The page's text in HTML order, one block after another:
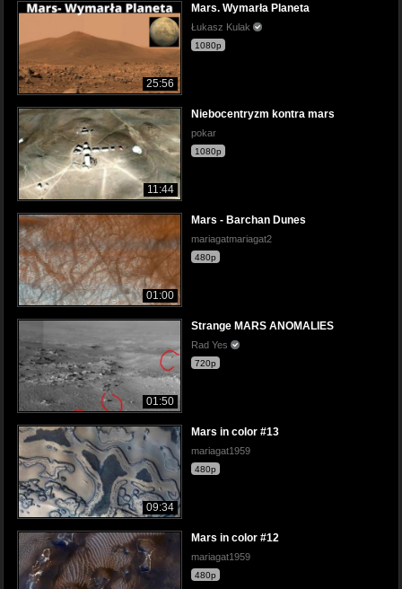
25:56
Mars. Wymarła Planeta
Łukasz Kulak
1080p
11:44
Niebocentryzm kontra mars
pokar
1080p
01:00
Mars - Barchan Dunes
mariagatmariagat2
480p
01:50
Strange MARS ANOMALIES
Rad Yes
720p
09:34
Mars in color #13
mariagat1959
480p
Mars in color #12
mariagat1959
480p